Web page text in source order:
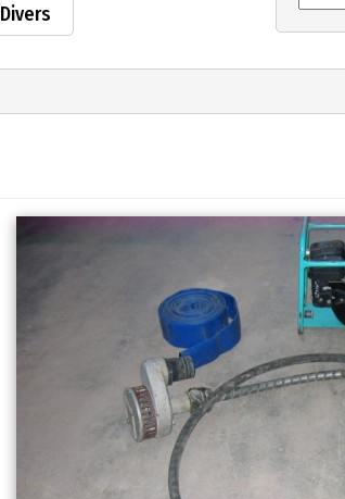
Divers